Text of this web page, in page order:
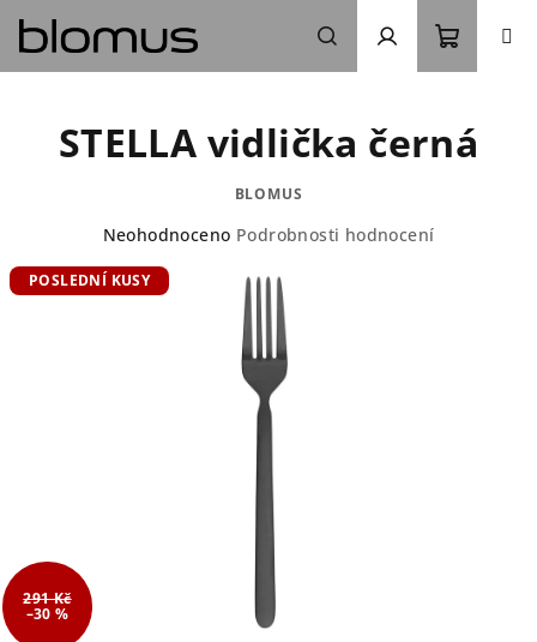
obsah
Hledat Přihlášení
košík
STELLA vidlička černá
BLOMUS
Průměrné
produktu
Neohodnoceno Podrobnosti hodnocení
POSLEDNÍ KUSY
291 Kč
–30 %